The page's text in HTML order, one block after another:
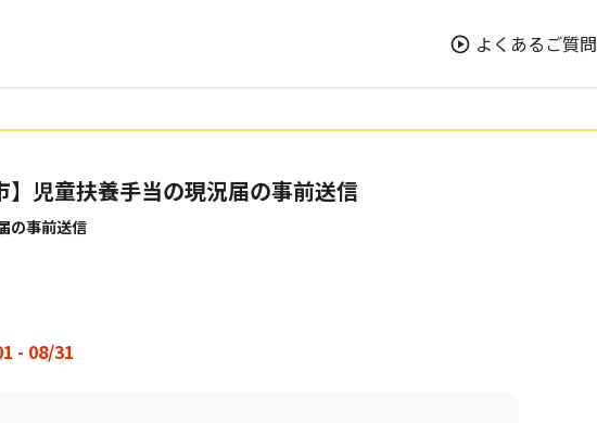
よくあるご質問
】児童扶養手当の現況届の事前送信
の事前送信
- 08/31